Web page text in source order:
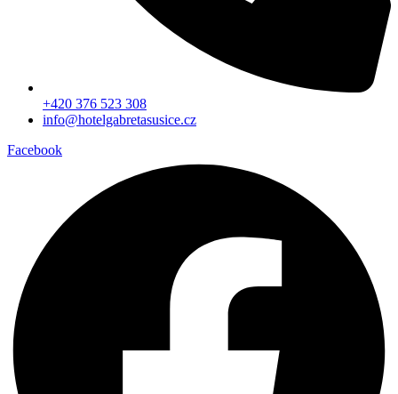
+420 376 523 308
info@hotelgabretasusice.cz
Facebook